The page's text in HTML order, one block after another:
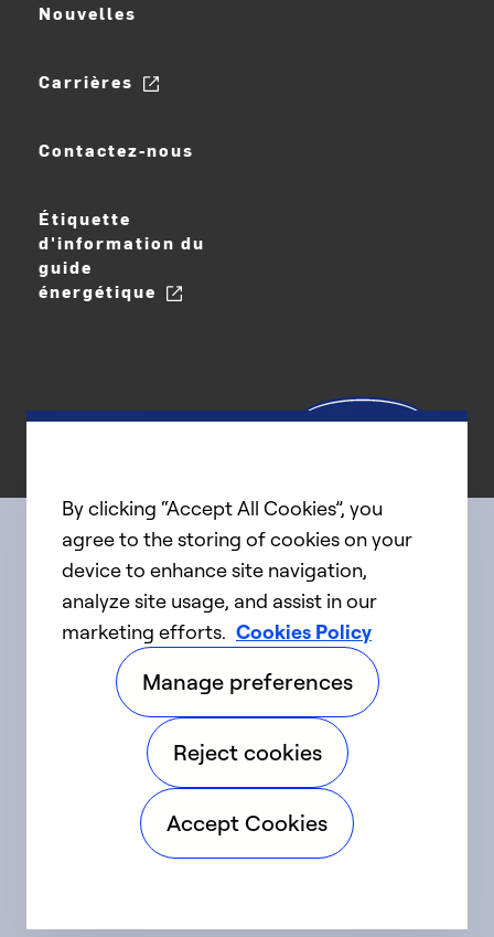
Nouvelles
Carrières
Contactez-nous
Étiquette
d'information du
guide
énergétique
Connect with us
linkedIntwitter facebookyoutube
©2025 Carrier. Tous droits réservés.
Accessibilité Avis sur la confidentialité
Conditions d'utilisation Parlez fort
By clicking “Accept All Cookies”, you
agree to the storing of cookies on your
device to enhance site navigation,
analyze site usage, and assist in our
marketing efforts. Cookies Policy
Manage preferences
Reject cookies
Accept Cookies